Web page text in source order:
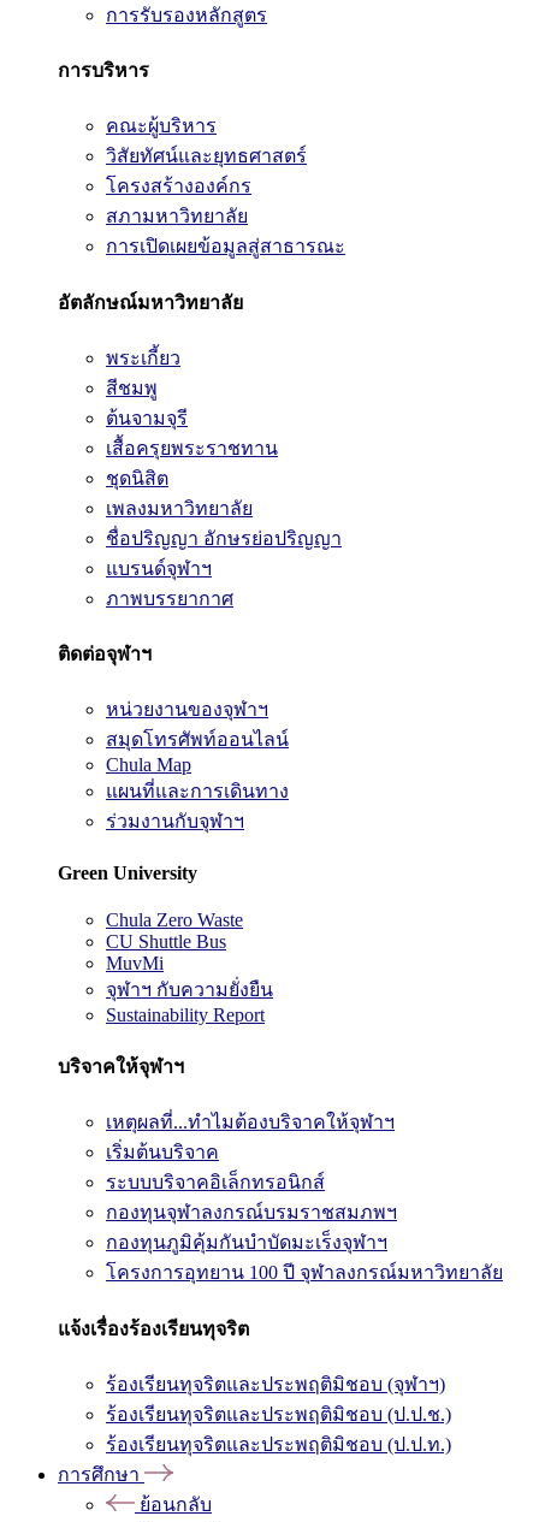
การรับรองหลักสูตร
การบริหาร
คณะผู้บริหาร
วิสัยทัศน์และยุทธศาสตร์
โครงสร้างองค์กร
สภามหาวิทยาลัย
การเปิดเผยข้อมูลสู่สาธารณะ
อัตลักษณ์มหาวิทยาลัย
พระเกี้ยว
สีชมพู
ต้นจามจุรี
เสื้อครุยพระราชทาน
ชุดนิสิต
เพลงมหาวิทยาลัย
ชื่อปริญญา อักษรย่อปริญญา
แบรนด์จุฬาฯ
ภาพบรรยากาศ
ติดต่อจุฬาฯ
หน่วยงานของจุฬาฯ
สมุดโทรศัพท์ออนไลน์
Chula Map
แผนที่และการเดินทาง
ร่วมงานกับจุฬาฯ
Green University
Chula Zero Waste
CU Shuttle Bus
MuvMi
จุฬาฯ กับความยั่งยืน
Sustainability Report
บริจาคให้จุฬาฯ
เหตุผลที่...ทำไมต้องบริจาคให้จุฬาฯ
เริ่มต้นบริจาค
ระบบบริจาคอิเล็กทรอนิกส์
กองทุนจุฬาลงกรณ์บรมราชสมภพฯ
กองทุนภูมิคุ้มกันบำบัดมะเร็งจุฬาฯ
โครงการอุทยาน 100 ปี จุฬาลงกรณ์มหาวิทยาลัย
แจ้งเรื่องร้องเรียนทุจริต
ร้องเรียนทุจริตและประพฤติมิชอบ (จุฬาฯ)
ร้องเรียนทุจริตและประพฤติมิชอบ (ป.ป.ช.)
ร้องเรียนทุจริตและประพฤติมิชอบ (ป.ป.ท.)
การศึกษา
ย้อนกลับ